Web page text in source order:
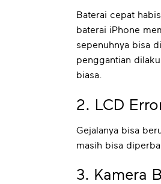
Baterai cepat
baterai iPhone
sepenuhnya bisa
penggantian
biasa.
2. LCD
Gejalanya bisa
masih bisa
3. Kamera